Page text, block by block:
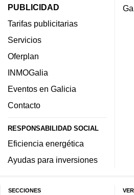
PUBLICIDAD
Tarifas publicitarias
Servicios
Oferplan
INMOGalia
Eventos en Galicia
Contacto
RESPONSABILIDAD SOCIAL
Eficiencia energética
Ayudas para inversiones
SECCIONES